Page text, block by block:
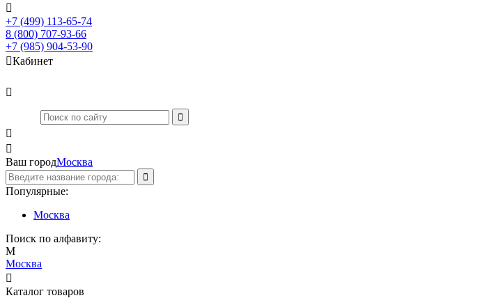

+7 (499) 113-65-74
8 (800) 707-93-66
+7 (985) 904-53-90
Кабинет



Ваш городМосква
Популярные:
Москва
Поиск по алфавиту:
М
Москва

Каталог товаров